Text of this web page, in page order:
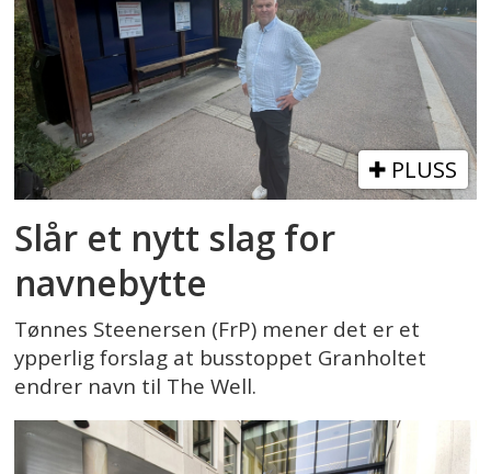
PLUSS
Slår et nytt slag for
navnebytte
Tønnes Steenersen (FrP) mener det er et
ypperlig forslag at busstoppet Granholtet
endrer navn til The Well.